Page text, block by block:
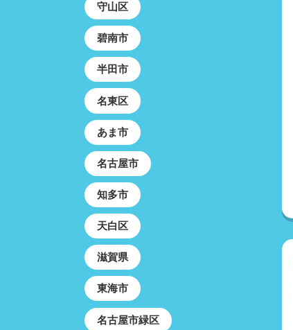
守山区
碧南市
半田市
名東区
あま市
名古屋市
知多市
天白区
滋賀県
東海市
名古屋市緑区